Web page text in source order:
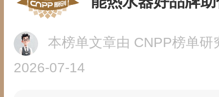
本榜单文章由 CNPP榜单
2026-07-14